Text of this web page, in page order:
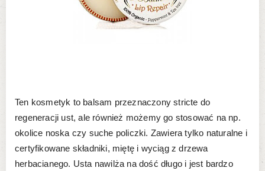
Ten kosmetyk to balsam przeznaczony stricte do
regeneracji ust, ale również możemy go stosować na np.
okolice noska czy suche policzki. Zawiera tylko naturalne i
certyfikowane składniki, miętę i wyciąg z drzewa
herbacianego. Usta nawilża na dość długo i jest bardzo